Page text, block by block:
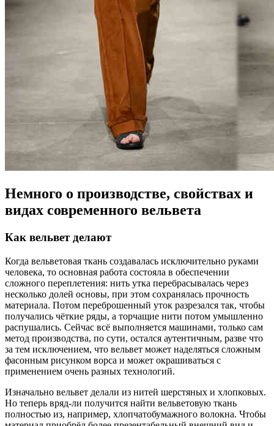
Немного о производстве, свойствах и
видах современного вельвета
Как вельвет делают
Когда вельветовая ткань создавалась исключительно руками
человека, то основная работа состояла в обеспечении
сложного переплетения: нить утка перебрасывалась через
несколько долей основы, при этом сохранялась прочность
материала. Потом переброшенный уток разрезался так, чтобы
получались чёткие ряды, а торчащие нити потом умышленно
распушались. Сейчас всё выполняется машинами, только сам
метод производства, по сути, остался аутентичным, разве что
за тем исключением, что вельвет может наделяться сложным
фасонным рисунком ворса и может окрашиваться с
применением очень разных технологий.
Изначально вельвет делали из нитей шерстяных и хлопковых.
Но теперь вряд-ли получится найти вельветовую ткань
полностью из, например, хлопчатобумажного волокна. Чтобы